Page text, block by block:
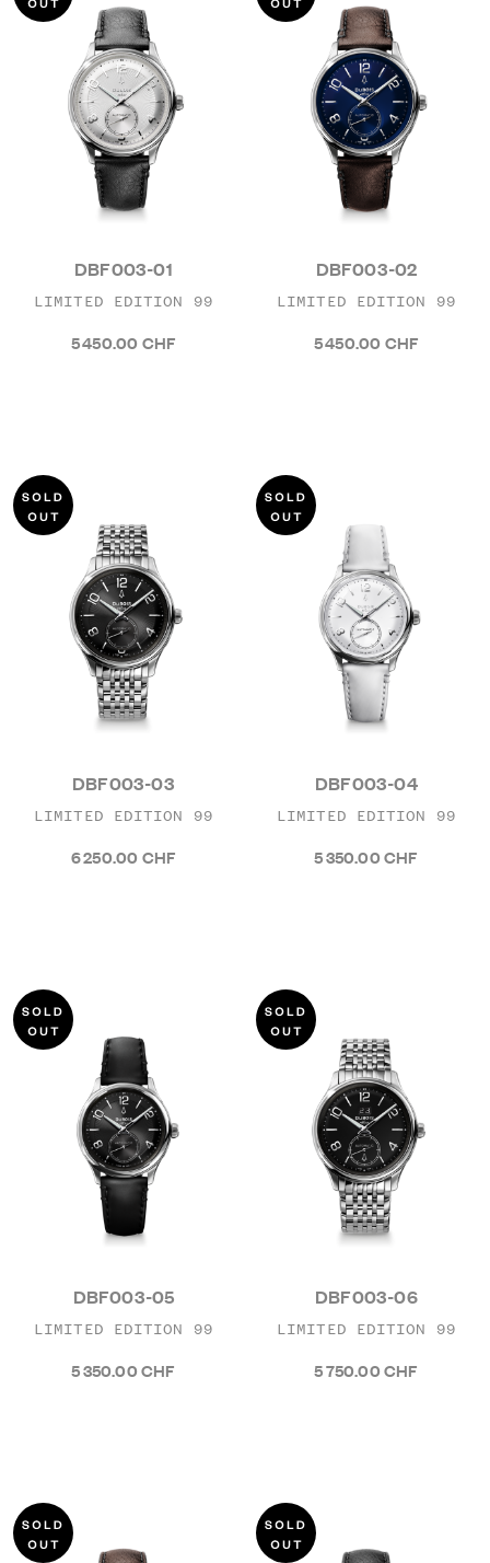
DBF003-01
LIMITED EDITION 99
5 450.00 CHF
DBF003-02
LIMITED EDITION 99
5 450.00 CHF
DBF003-03
LIMITED EDITION 99
6 250.00 CHF
DBF003-04
LIMITED EDITION 99
5 350.00 CHF
DBF003-05
LIMITED EDITION 99
5 350.00 CHF
DBF003-06
LIMITED EDITION 99
5 750.00 CHF